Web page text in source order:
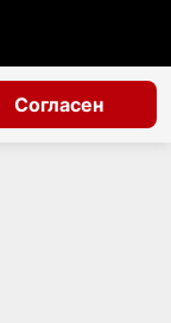
Согласен